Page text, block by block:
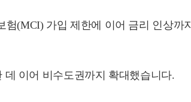
(MCI) 가입 제한에 이어 금리 인상까
데 이어 비수도권까지 확대했습니다.